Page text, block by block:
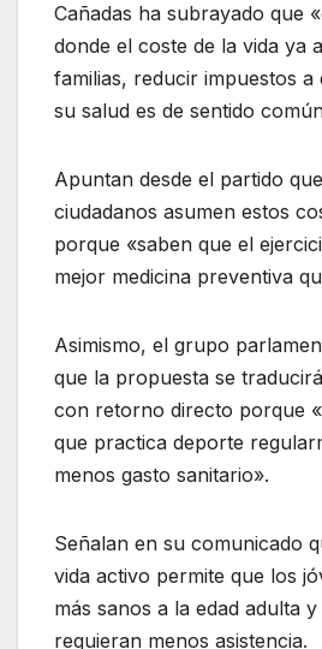
Cañadas ha subrayado que
donde el coste de la vida ya
familias, reducir impuestos a
su salud es de sentido
Apuntan desde el partido
ciudadanos asumen estos
porque «saben que el
mejor medicina preventiva
Asimismo, el grupo
que la propuesta se
con retorno directo porque
que practica deporte
menos gasto sanitario».
Señalan en su comunicado
vida activo permite que los
más sanos a la edad adulta
requieran menos asistencia.